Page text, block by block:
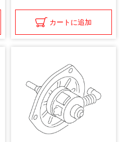
カートに追加